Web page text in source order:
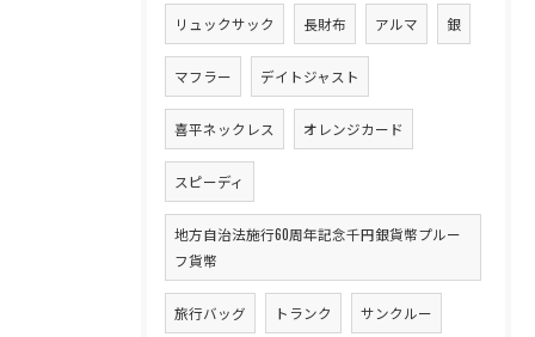
リュックサック 長財布 アルマ 銀
マフラー デイトジャスト
喜平ネックレス オレンジカード
スピーディ
地方自治法施行60周年記念千円銀貨幣プルー
フ貨幣
旅行バッグ トランク サンクルー